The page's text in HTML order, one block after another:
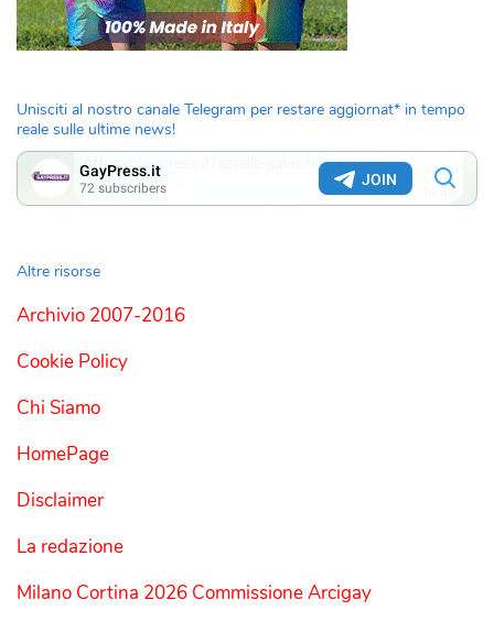
Unisciti al nostro canale Telegram per restare aggiornat* in tempo
reale sulle ultime news!
Altre risorse
Archivio 2007-2016
Cookie Policy
Chi Siamo
HomePage
Disclaimer
La redazione
Milano Cortina 2026 Commissione Arcigay